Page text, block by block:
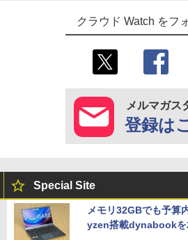
クラウド Watch をフ
メルマガス
登録は
Special Site
メモリ32GBでも予算
yzen搭載dynabookを